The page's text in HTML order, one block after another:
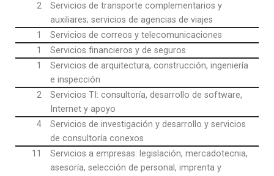
2
Servicios de transporte complementarios y
auxiliares; servicios de agencias de viajes
1
Servicios de correos y telecomunicaciones
1
Servicios financieros y de seguros
1
Servicios de arquitectura, construcción, ingeniería
e inspección
2
Servicios TI: consultoría, desarrollo de software,
Internet y apoyo
4
Servicios de investigación y desarrollo y servicios
de consultoría conexos
11
Servicios a empresas: legislación, mercadotecnia,
asesoría, selección de personal, imprenta y